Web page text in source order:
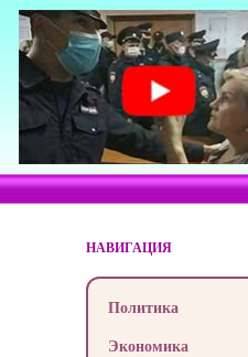
НАВИГАЦИЯ
Политика
Экономика